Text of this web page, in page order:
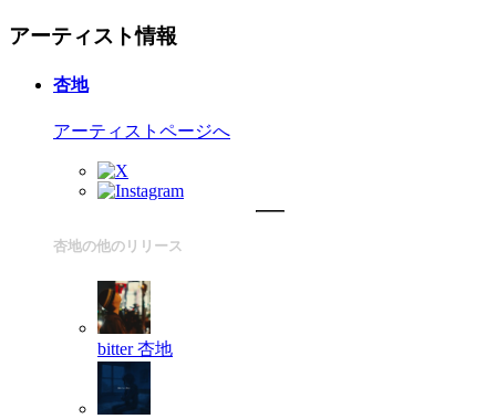
アーティスト情報
杏地
アーティストページへ
杏地の他のリリース
bitter 杏地